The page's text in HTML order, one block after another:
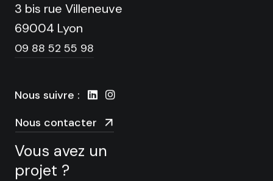
3 bis rue Villeneuve
69004 Lyon
09 88 52 55 98
Nous suivre :
Nous contacter
Vous avez un
projet ?